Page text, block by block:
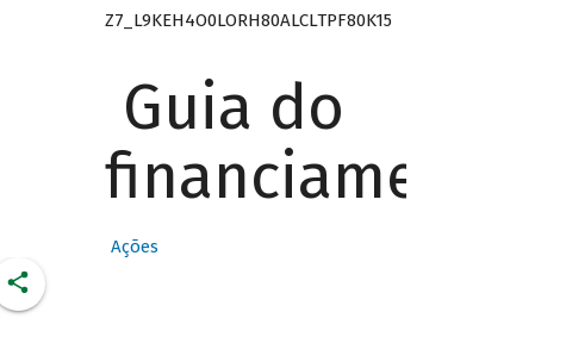
Z7_L9KEH4O0LORH80ALCLTPF80K15
Guia do
financiamento
Ações